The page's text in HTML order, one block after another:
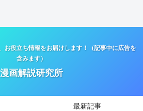
お役立ち情報をお届けします！（記事中に広告を
含みます）
漫画解説研究所
最新記事